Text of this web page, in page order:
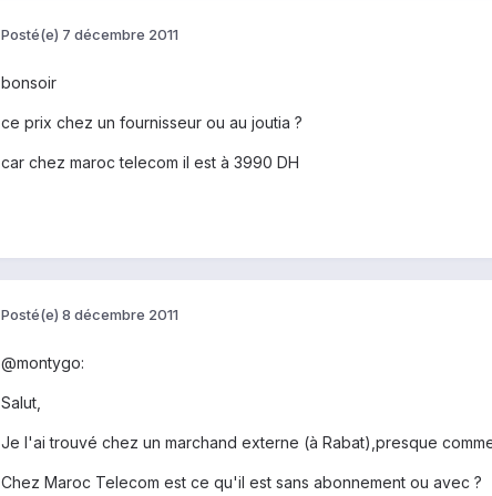
Posté(e) 7 décembre 2011
bonsoir
ce prix chez un fournisseur ou au joutia ?
car chez maroc telecom il est à 3990 DH
Posté(e) 8 décembre 2011
@montygo:
Salut,
Je l'ai trouvé chez un marchand externe (à Rabat),presque
Chez Maroc Telecom est ce qu'il est sans abonnement ou avec ?